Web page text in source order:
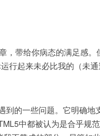
，带给你病态的满足感
行起来未必比我的（未通
的一些问题。它明确
中都被认为是合乎规